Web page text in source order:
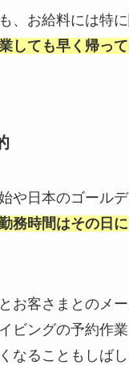
、お給料には特
しても早く帰っ
や日本のゴール
務時間はその日
お客さまとのメ
ビングの予約作
なることもしば